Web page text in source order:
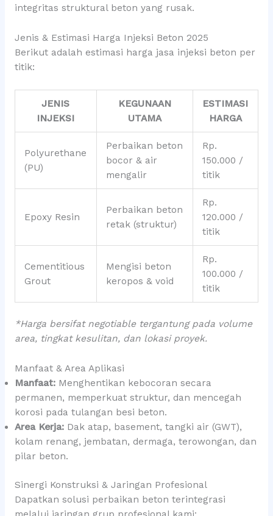
integritas struktural beton yang rusak.
Jenis & Estimasi Harga Injeksi Beton 2025
Berikut adalah estimasi harga jasa injeksi beton per
titik:
JENIS
INJEKSI
KEGUNAAN
UTAMA
ESTIMASI
HARGA
Polyurethane
(PU)
Perbaikan beton
bocor & air
mengalir
Rp.
150.000 /
titik
Epoxy Resin
Perbaikan beton
retak (struktur)
Rp.
120.000 /
titik
Cementitious
Grout
Mengisi beton
keropos & void
Rp.
100.000 /
titik
*Harga bersifat negotiable tergantung pada volume
area, tingkat kesulitan, dan lokasi proyek.
Manfaat & Area Aplikasi
Manfaat:Menghentikan kebocoran secara
permanen, memperkuat struktur, dan mencegah
korosi pada tulangan besi beton.
Area Kerja:Dak atap, basement, tangki air (GWT),
kolam renang, jembatan, dermaga, terowongan, dan
pilar beton.
Sinergi Konstruksi & Jaringan Profesional
Dapatkan solusi perbaikan beton terintegrasi